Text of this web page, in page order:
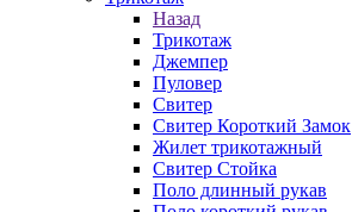
Назад
Трикотаж
Джемпер
Пуловер
Свитер
Свитер Короткий Замок
Жилет трикотажный
Свитер Стойка
Поло длинный рукав